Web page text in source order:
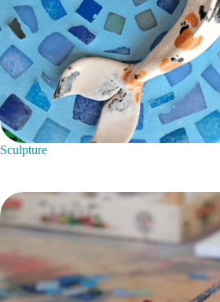
Sculpture